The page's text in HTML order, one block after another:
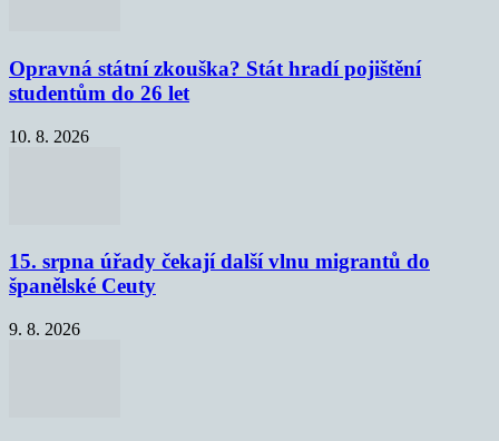
Opravná státní zkouška? Stát hradí pojištění
studentům do 26 let
10. 8. 2026
15. srpna úřady čekají další vlnu migrantů do
španělské Ceuty
9. 8. 2026